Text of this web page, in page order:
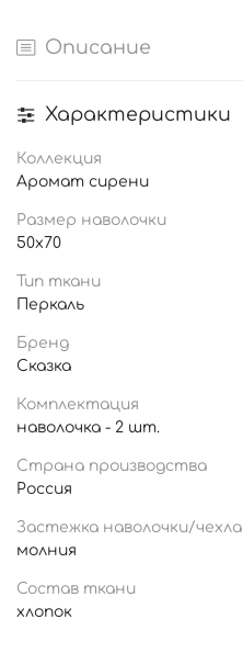
Описание
Характеристики
Коллекция
Аромат сирени
Размер наволочки
50x70
Тип ткани
Перкаль
Бренд
Сказка
Комплектация
наволочка - 2 шт.
Страна производства
Россия
Застежка наволочки/чехла
молния
Состав ткани
хлопок